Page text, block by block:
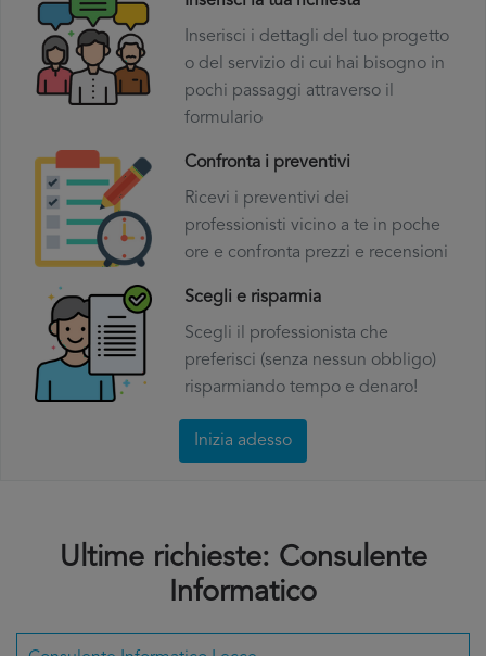
Inserisci i dettagli del tuo progetto
o del servizio di cui hai bisogno in
pochi passaggi attraverso il
formulario
Confronta i preventivi
Ricevi i preventivi dei
professionisti vicino a te in poche
ore e confronta prezzi e recensioni
Scegli e risparmia
Scegli il professionista che
preferisci (senza nessun obbligo)
risparmiando tempo e denaro!
Inizia adesso
Ultime richieste: Consulente
Informatico